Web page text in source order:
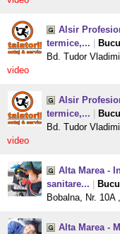
Alsir
termice,...
Bd. Tudor
video
Alsir
termice,...
Bd. Tudor
video
Alta Marea -
sanitare...
Bobalna, Nr.
Alta Marea -